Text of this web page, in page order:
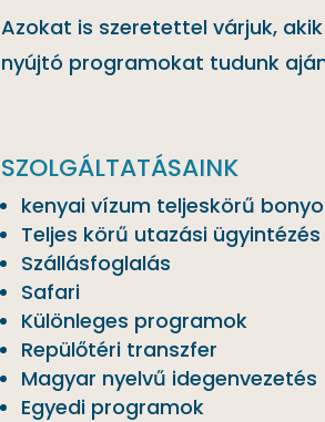
Azokat is szeretettel várjuk,
nyújtó programokat tudunk
SZOLGÁLTATÁSAINK
kenyai vízum teljeskörű
Teljes körű utazási ügyintézés
Szállásfoglalás
Safari
Különleges programok
Repülőtéri transzfer
Magyar nyelvű idegenvezetés
Egyedi programok